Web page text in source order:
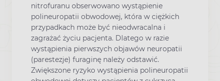
nitrofuranu obserwowano wystąpienie
polineuropatii obwodowej, która w ciężkich
przypadkach może być nieodwracalna i
zagrażać życiu pacjenta. Dlatego w razie
wystąpienia pierwszych objawów neuropatii
(parestezje) furaginę należy odstawić.
Zwiększone ryzyko wystąpienia polineuropatii